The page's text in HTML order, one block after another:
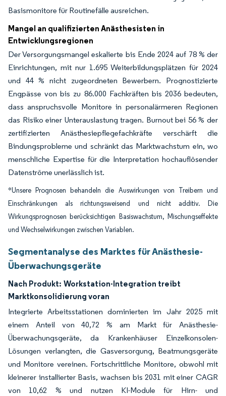
Basismonitore für Routinefälle ausreichen.
Mangel an qualifizierten Anästhesisten in
Entwicklungsregionen
Der Versorgungsmangel eskalierte bis Ende 2024 auf 78 % der
Einrichtungen, mit nur 1.695 Weiterbildungsplätzen für 2024
und 44 % nicht zugeordneten Bewerbern. Prognostizierte
Engpässe von bis zu 86.000 Fachkräften bis 2036 bedeuten,
dass anspruchsvolle Monitore in personalärmeren Regionen
das Risiko einer Unterauslastung tragen. Burnout bei 56 % der
zertifizierten Anästhesiepflegefachkräfte verschärft die
Bindungsprobleme und schränkt das Marktwachstum ein, wo
menschliche Expertise für die Interpretation hochauflösender
Datenströme unerlässlich ist.
*Unsere Prognosen behandeln die Auswirkungen von Treibern und
Einschränkungen als richtungsweisend und nicht additiv. Die
Wirkungsprognosen berücksichtigen Basiswachstum, Mischungseffekte
und Wechselwirkungen zwischen Variablen.
Segmentanalyse des Marktes für Anästhesie-
Überwachungsgeräte
Nach Produkt: Workstation-Integration treibt
Marktkonsolidierung voran
Integrierte Arbeitsstationen dominierten im Jahr 2025 mit
einem Anteil von 40,72 % am Markt für Anästhesie-
Überwachungsgeräte, da Krankenhäuser Einzelkonsolen-
Lösungen verlangten, die Gasversorgung, Beatmungsgeräte
und Monitore vereinen. Fortschrittliche Monitore, obwohl mit
kleinerer installierter Basis, wachsen bis 2031 mit einer CAGR
von 10,62 % und nutzen KI-Module für Hirn- und